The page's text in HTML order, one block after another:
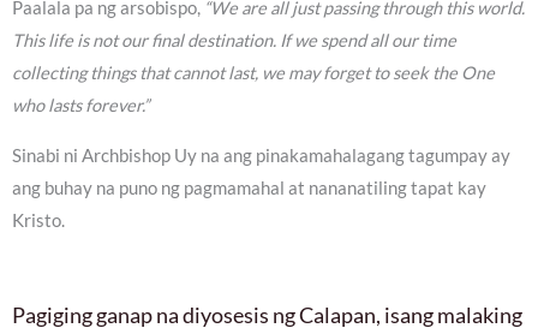
Paalala pa ng arsobispo, “We are all just passing through this world.
This life is not our final destination. If we spend all our time
collecting things that cannot last, we may forget to seek the One
who lasts forever.”
Sinabi ni Archbishop Uy na ang pinakamahalagang tagumpay ay
ang buhay na puno ng pagmamahal at nananatiling tapat kay
Kristo.
Pagiging ganap na diyosesis ng Calapan, isang malaking